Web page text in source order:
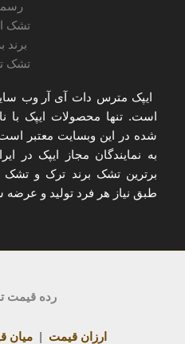
ایپک مترس دات آی آر وب
است. تنها محصولات ایپک با
شده در این وبسایت معتبر
به نمایندگان مجاز ایپک در
برترین تشک برند ترک و
طبق نیاز هر فرد تولید و
رده قیمت
ارزان قیمت میان